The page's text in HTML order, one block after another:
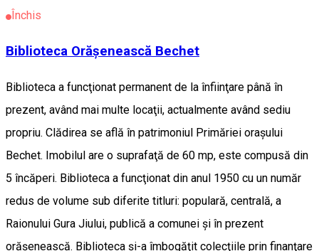
Închis
Biblioteca Orăşenească Bechet
Biblioteca a funcţionat permanent de la înfiinţare până în
prezent, având mai multe locaţii, actualmente având sediu
propriu. Clădirea se află în patrimoniul Primăriei oraşului
Bechet. Imobilul are o suprafaţă de 60 mp, este compusă din
5 încăperi. Biblioteca a funcţionat din anul 1950 cu un număr
redus de volume sub diferite titluri: populară, centrală, a
Raionului Gura Jiului, publică a comunei şi în prezent
orăşenească. Biblioteca şi-a îmbogăţit colecţiile prin finanţare